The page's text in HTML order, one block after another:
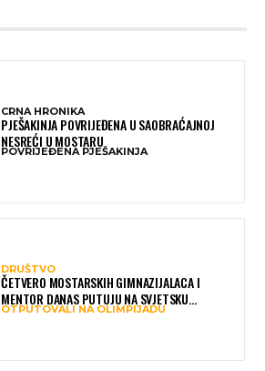
CRNA HRONIKA
PJEŠAKINJA POVRIJEĐENA U SAOBRAĆAJNOJ
NESREĆI U MOSTARU
POVRIJEĐENA PJEŠAKINJA
DRUŠTVO
ČETVERO MOSTARSKIH GIMNAZIJALACA I
MENTOR DANAS PUTUJU NA SVJETSKU
OLIMPIJADU IZ AI: PREDSTAVLJAT ĆE BIH MEĐU
OTPUTOVALI NA OLIMPIJADU